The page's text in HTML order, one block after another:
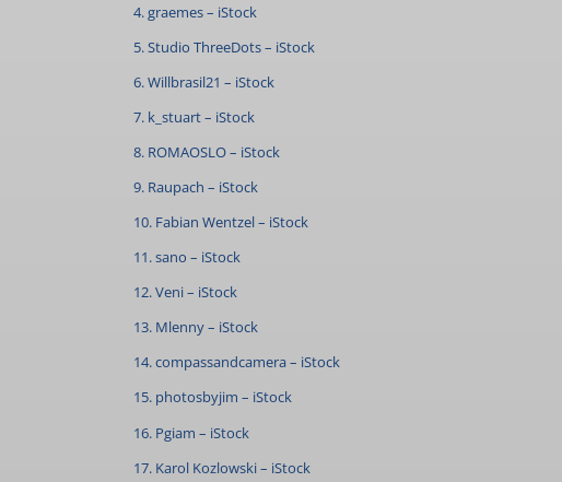
4. graemes – iStock
5. Studio ThreeDots – iStock
6. Willbrasil21 – iStock
7. k_stuart – iStock
8. ROMAOSLO – iStock
9. Raupach – iStock
10. Fabian Wentzel – iStock
11. sano – iStock
12. Veni – iStock
13. Mlenny – iStock
14. compassandcamera – iStock
15. photosbyjim – iStock
16. Pgiam – iStock
17. Karol Kozlowski – iStock